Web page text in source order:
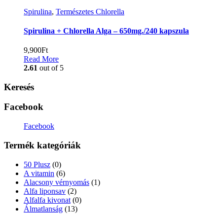
Spirulina, Természetes Chlorella
Spirulina + Chlorella Alga – 650mg./240 kapszula
9,900Ft
Read More
2.61 out of 5
Keresés
Facebook
Facebook
Termék kategóriák
50 Plusz (0)
A vitamin (6)
Alacsony vérnyomás (1)
Alfa liponsav (2)
Alfalfa kivonat (0)
Álmatlanság (13)